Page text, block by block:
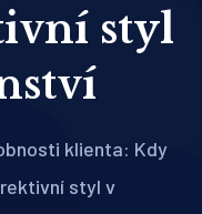
styl
klienta: Kdy
styl v